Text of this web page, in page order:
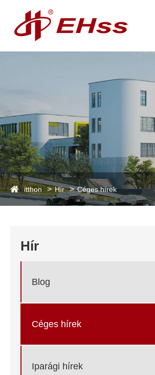
itthon Hír Céges hírek
Hír
Blog
Céges hírek
Iparági hírek